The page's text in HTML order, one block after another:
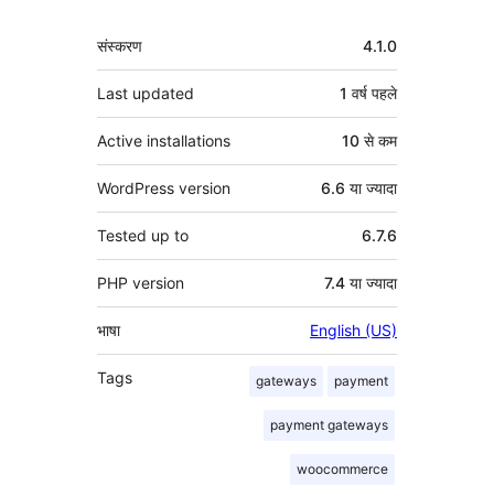
मेटा
संस्करण 4.1.0
Last updated 1 वर्ष पहले
Active installations 10 से कम
WordPress version 6.6 या ज्यादा
Tested up to 6.7.6
PHP version 7.4 या ज्यादा
भाषा English (US)
Tags gateways payment
payment gateways
woocommerce